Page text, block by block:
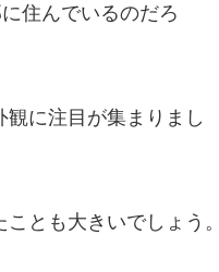
住んでいるのだろ
に注目が集まりまし
とも大きいでしょう。